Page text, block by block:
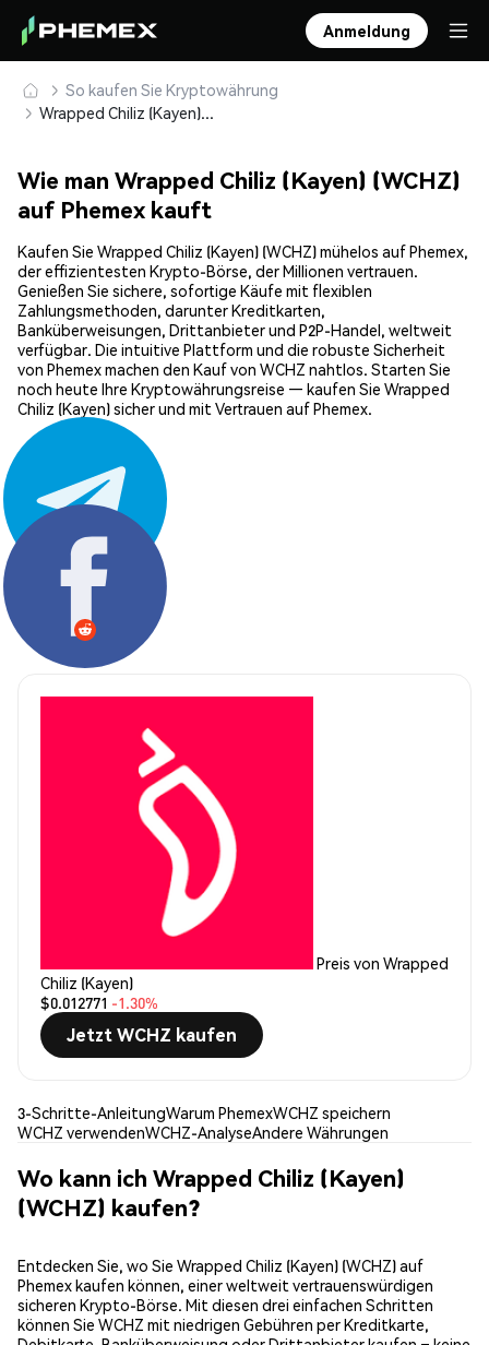
Anmeldung
So kaufen Sie Kryptowährung
Wrapped Chiliz (Kayen) (WCHZ) sicher kaufen und speichern
Wie man Wrapped Chiliz (Kayen) (WCHZ)
auf Phemex kauft
Kaufen Sie Wrapped Chiliz (Kayen) (WCHZ) mühelos auf Phemex,
der effizientesten Krypto-Börse, der Millionen vertrauen.
Genießen Sie sichere, sofortige Käufe mit flexiblen
Zahlungsmethoden, darunter Kreditkarten,
Banküberweisungen, Drittanbieter und P2P-Handel, weltweit
verfügbar. Die intuitive Plattform und die robuste Sicherheit
von Phemex machen den Kauf von WCHZ nahtlos. Starten Sie
noch heute Ihre Kryptowährungsreise — kaufen Sie Wrapped
Chiliz (Kayen) sicher und mit Vertrauen auf Phemex.
Teilen:
Preis von Wrapped
Chiliz (Kayen)
$0.012771 -1.30%
Jetzt WCHZ kaufen
3-Schritte-AnleitungWarum PhemexWCHZ speichern
WCHZ verwendenWCHZ-AnalyseAndere Währungen
Wo kann ich Wrapped Chiliz (Kayen)
(WCHZ) kaufen?
Entdecken Sie, wo Sie Wrapped Chiliz (Kayen) (WCHZ) auf
Phemex kaufen können, einer weltweit vertrauenswürdigen
sicheren Krypto-Börse. Mit diesen drei einfachen Schritten
können Sie WCHZ mit niedrigen Gebühren per Kreditkarte,